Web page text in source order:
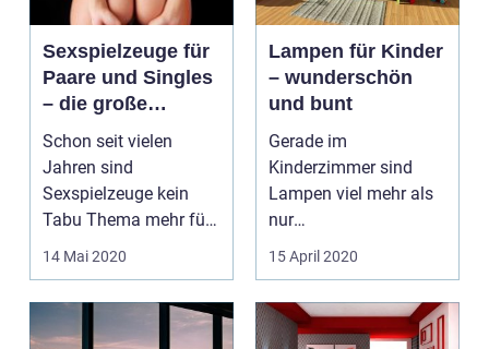
Sexspielzeuge für
Paare und Singles
– die große
Auswahl
Schon seit vielen
Jahren sind
Sexspielzeuge kein
Tabu Thema mehr für
Single, aber auch für
14 Mai 2020
Lampen für Kinder
– wunderschön
und bunt
Gerade im
Kinderzimmer sind
Lampen viel mehr als
nur
Beleuchtungsmittel.
Natürlich dienen sie
vorran...
15 April 2020